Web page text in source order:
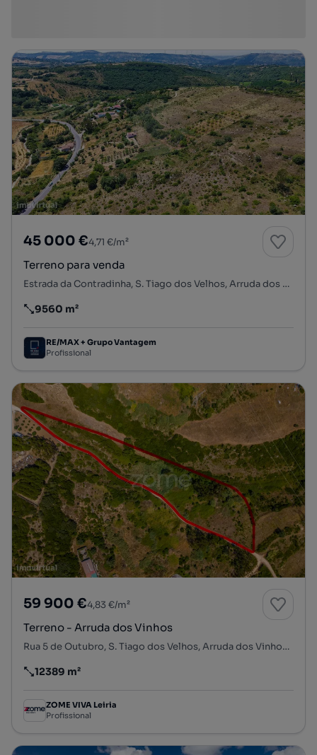
45 000 €4,71 €/m²
Terreno para venda
Estrada da Contradinha, S. Tiago dos Velhos, Arruda dos Vinhos, Lisboa
Preço por metro quadrado
9560 m²
RE/MAX + Grupo Vantagem
Profissional
59 900 €4,83 €/m²
Terreno - Arruda dos Vinhos
Rua 5 de Outubro, S. Tiago dos Velhos, Arruda dos Vinhos, Lisboa
Preço por metro quadrado
12389 m²
ZOME VIVA Leiria
Profissional